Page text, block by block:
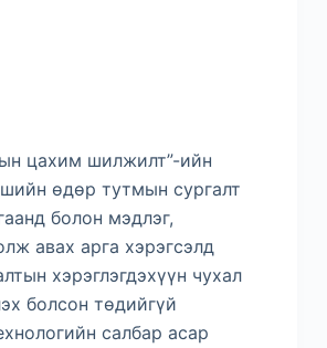
цахим шилжилт”-ийн
өдөр тутмын сургалт
болон мэдлэг,
авах арга хэрэгсэлд
хэрэглэгдэхүүн чухал
болсон төдийгүй
салбар асар